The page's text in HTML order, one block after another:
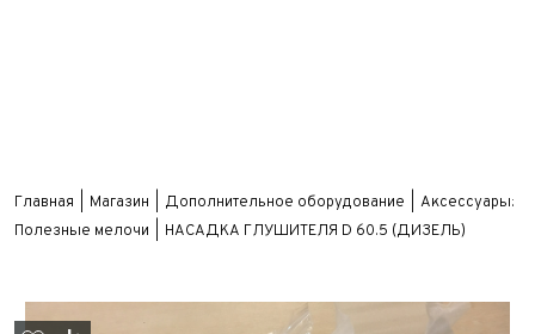
Главная Магазин Дополнительное оборудование
Аксессуары:
Полезные мелочи
НАСАДКА ГЛУШИТЕЛЯ D 60.5 (ДИЗЕЛЬ)